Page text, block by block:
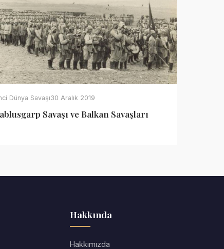
Dünya Savaşı30 Aralık 2019
Savaşı ve Balkan Savaşları
Hakkında
Hakkımızda